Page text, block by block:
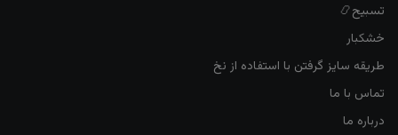
تسبیح📿
خشکبار
طریقه سایز گرفتن با استفاده از نخ
تماس با ما
درباره ما